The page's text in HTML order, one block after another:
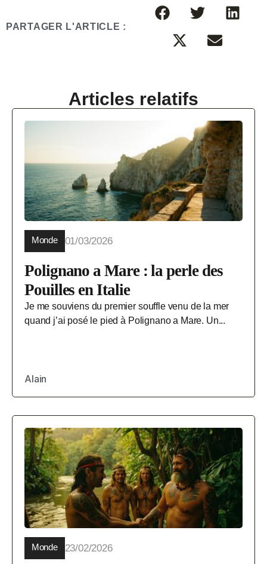
PARTAGER L'ARTICLE :
Articles relatifs
Monde 01/03/2026
Polignano a Mare : la perle des
Pouilles en Italie
Je me souviens du premier souffle venu de la mer
quand j’ai posé le pied à Polignano a Mare. Un...
Alain
Monde 23/02/2026